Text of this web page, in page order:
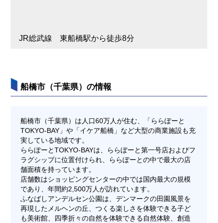
JR総武線 東船橋駅から徒歩8分
船橋市（千葉県）の情報
船橋市（千葉県）は人口60万人が住む、「ららぽーと
TOKYO-BAY」や「イケア船橋」など大型の商業施設も充
実している地域です。
ららぽーとTOKYO-BAYは、ららぽーと第一号店およびフ
ラグシップに位置付けられ、ららぽーとの中で最大の店
舗面積を持っています。
店舗数はショッピングセンターの中では国内最大の規模
であり、年間約2,500万人が訪れています。
ふなばしアンデルセン公園は、デンマークの田園風景を
再現したメルヘンの丘、つくる楽しさを体験できる子ど
も美術館、四季折々の自然を体験できる自然体験、創造